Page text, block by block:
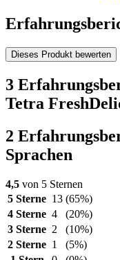
Dieses Produkt bewerten
3
Tetra
2
Sprachen
4,5 von 5 Sternen
5 Sterne 13 (65%)
4 Sterne 4
(20%)
3 Sterne 2
(10%)
2 Sterne 1
(5%)